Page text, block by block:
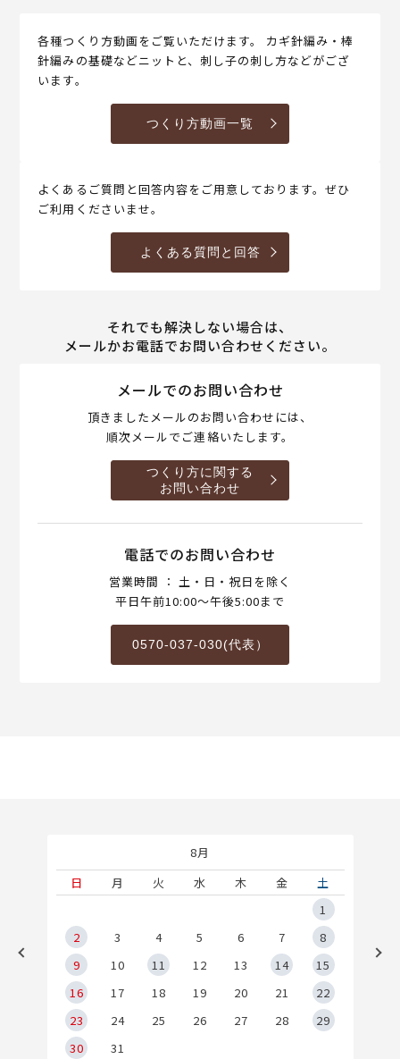
各種つくり方動画をご覧いただけます。 カギ針編み・棒
針編みの基礎などニットと、刺し子の刺し方などがござ
います。
つくり方動画一覧
よくあるご質問と回答内容をご用意しております。ぜひ
ご利用くださいませ。
よくある質問と回答
それでも解決しない場合は、
メールかお電話でお問い合わせください。
メールでのお問い合わせ
頂きましたメールのお問い合わせには、
順次メールでご連絡いたします。
つくり方に関する
お問い合わせ
電話でのお問い合わせ
営業時間 ： 土・日・祝日を除く
平日午前10:00～午後5:00まで
0570-037-030(代表）
8月
日
月 火 水 木 金
土
1
2
3 4 5 6 7
8
9
10 11 12 13 14
15
16
17 18 19 20 21
22
23
24 25 26 27 28
29
30
31